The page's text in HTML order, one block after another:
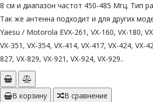
8 см и диапазон частот 450-485 Мгц. Тип
Так же антенна подходит и для других
Yaesu / Motorola EVX-261, VX-160, VX-180,
VX-351, VX-354, VX-414, VX-417, VX-424, VX-
827, VX-829, VX-921, VX-924, VX-929..
В корзину В сравнение